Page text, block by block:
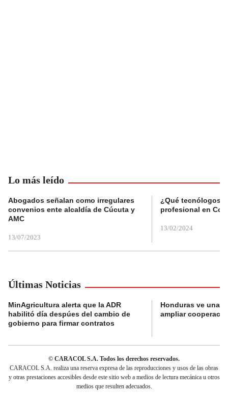
Lo más leído
Abogados señalan como irregulares
convenios ente alcaldía de Cúcuta y
AMC
13/07/2023
¿Qué tecnólogos
profesional en
13/02/2024
Últimas Noticias
MinAgricultura alerta que la ADR
habilitó día despúes del cambio de
gobierno para firmar contratos
Honduras ve una
ampliar
© CARACOL S.A. Todos los derechos reservados.
CARACOL S.A. realiza una reserva expresa de las reproducciones y usos de las obras
y otras prestaciones accesibles desde este sitio web a medios de lectura mecánica u otros
medios que resulten adecuados.